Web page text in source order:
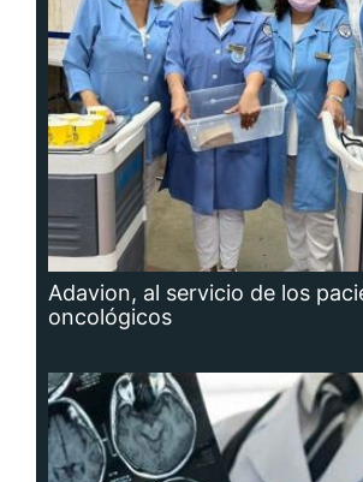
Adavion, al servicio de los
oncológicos